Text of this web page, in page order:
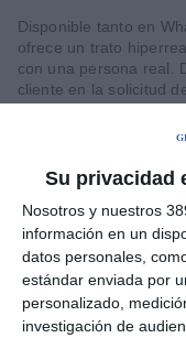
Su privacidad
Nosotros y nuestros
información en un
datos personales,
estándar enviada por
personalizado,
investigación de
Disponible tanto en
ofrece un trato
con una persona real.
cliente en la solicitud
si detecta inactividad,
seguimiento para
"Se acabaron los
esperas musicales",
Swipet, quien subraya
"ofrecer una
verdaderamente
Modelo híbrido